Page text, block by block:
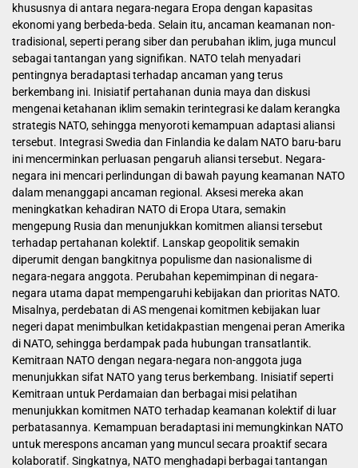
khususnya di antara negara-negara Eropa dengan kapasitas
ekonomi yang berbeda-beda. Selain itu, ancaman keamanan non-
tradisional, seperti perang siber dan perubahan iklim, juga muncul
sebagai tantangan yang signifikan. NATO telah menyadari
pentingnya beradaptasi terhadap ancaman yang terus
berkembang ini. Inisiatif pertahanan dunia maya dan diskusi
mengenai ketahanan iklim semakin terintegrasi ke dalam kerangka
strategis NATO, sehingga menyoroti kemampuan adaptasi aliansi
tersebut. Integrasi Swedia dan Finlandia ke dalam NATO baru-baru
ini mencerminkan perluasan pengaruh aliansi tersebut. Negara-
negara ini mencari perlindungan di bawah payung keamanan NATO
dalam menanggapi ancaman regional. Aksesi mereka akan
meningkatkan kehadiran NATO di Eropa Utara, semakin
mengepung Rusia dan menunjukkan komitmen aliansi tersebut
terhadap pertahanan kolektif. Lanskap geopolitik semakin
diperumit dengan bangkitnya populisme dan nasionalisme di
negara-negara anggota. Perubahan kepemimpinan di negara-
negara utama dapat mempengaruhi kebijakan dan prioritas NATO.
Misalnya, perdebatan di AS mengenai komitmen kebijakan luar
negeri dapat menimbulkan ketidakpastian mengenai peran Amerika
di NATO, sehingga berdampak pada hubungan transatlantik.
Kemitraan NATO dengan negara-negara non-anggota juga
menunjukkan sifat NATO yang terus berkembang. Inisiatif seperti
Kemitraan untuk Perdamaian dan berbagai misi pelatihan
menunjukkan komitmen NATO terhadap keamanan kolektif di luar
perbatasannya. Kemampuan beradaptasi ini memungkinkan NATO
untuk merespons ancaman yang muncul secara proaktif secara
kolaboratif. Singkatnya, NATO menghadapi berbagai tantangan